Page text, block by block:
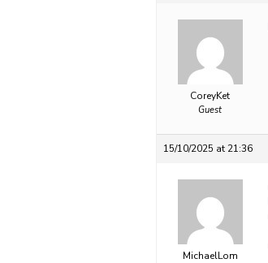
CoreyKet
Guest
15/10/2025 at 21:36
MichaelLom